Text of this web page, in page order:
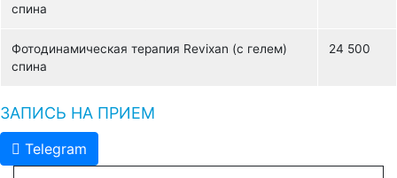
спина
Фотодинамическая терапия Revixan (с гелем)
спина
24 500
ЗАПИСЬ НА ПРИЕМ
Telegram